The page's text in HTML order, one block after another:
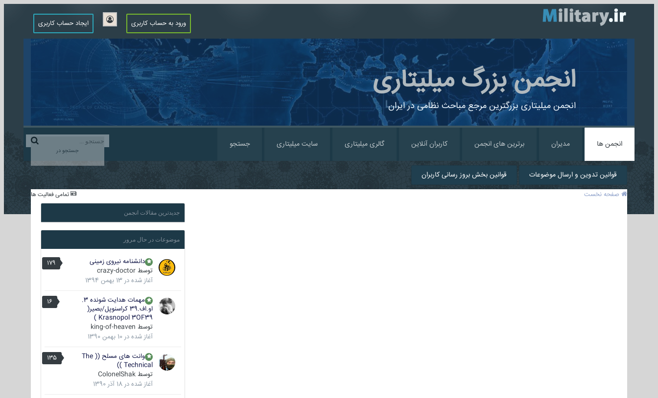
ورود به حساب کاربری ایجاد حساب کاربری
انجمن بزرگ میلیتاری
انجمن میلیتاری بزرگترین مرجع مباحث نظامی در ایران
جستجو در
انجمن ها مدیران برترین های انجمن کاربران آنلاین گالری میلیتاری سایت میلیتاری جستجو
قوانین تدوین و ارسال موضوعات قوانین بخش بروز رسانی کاربران
تمامی فعالیت ها صفحه نخست
جدیدترین مقالات انجمن
موضوعات در حال مرور
179
دانشنامه نیروی زمینی
توسط crazy-doctor
آغاز شده در 13 بهمن 1394
16
مهمات هدایت شونده 3.
او.اف.39 کراسنوپل/بصیر(
Krasnopol 3OF39 )
توسط king-of-heaven
آغاز شده در 10 بهمن 1390
135
وانت های مسلح (( The
Technical ))
توسط ColonelShak
آغاز شده در 18 آذر 1390